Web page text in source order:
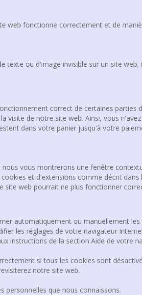
web fonctionne correctement et de
texte ou d'image invisible sur un site
correct de certaines
visite de notre site web. Ainsi, vous
dans votre panier jusqu'à votre
vous montrerons une fenêtre
et d'extensions comme décrit
site web pourrait ne plus fonctionner
automatiquement ou manuellement
les réglages de votre navigateur
instructions de la section Aide de votre
si tous les cookies sont
notre site web.
personnelles que nous connaissons.